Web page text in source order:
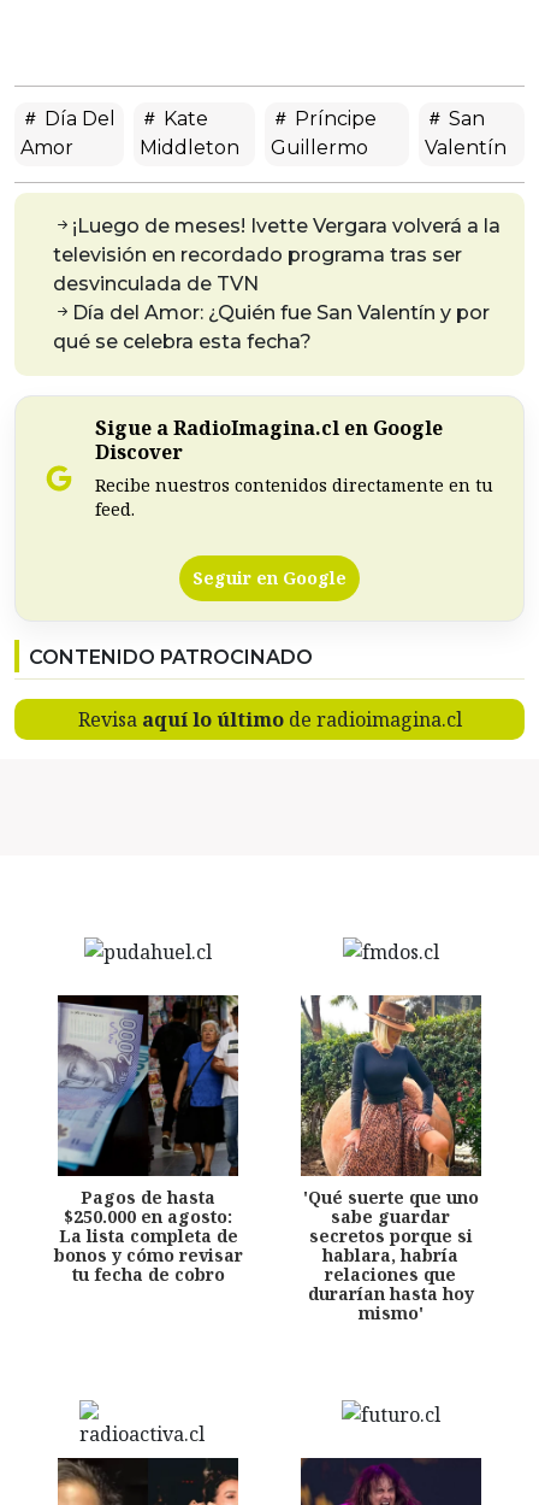
Día Del
Amor
Kate
Middleton
Príncipe
Guillermo
San
Valentín
¡Luego de meses! Ivette Vergara volverá a la
televisión en recordado programa tras ser
desvinculada de TVN
Día del Amor: ¿Quién fue San Valentín y por
qué se celebra esta fecha?
Sigue a RadioImagina.cl en Google
Discover
Recibe nuestros contenidos directamente en tu
feed.
Seguir en Google
CONTENIDO PATROCINADO
Revisa aquí lo últimode radioimagina.cl
Pagos de hasta
$250.000 en agosto:
La lista completa de
bonos y cómo revisar
tu fecha de cobro
'Qué suerte que uno
sabe guardar
secretos porque si
hablara, habría
relaciones que
durarían hasta hoy
mismo'